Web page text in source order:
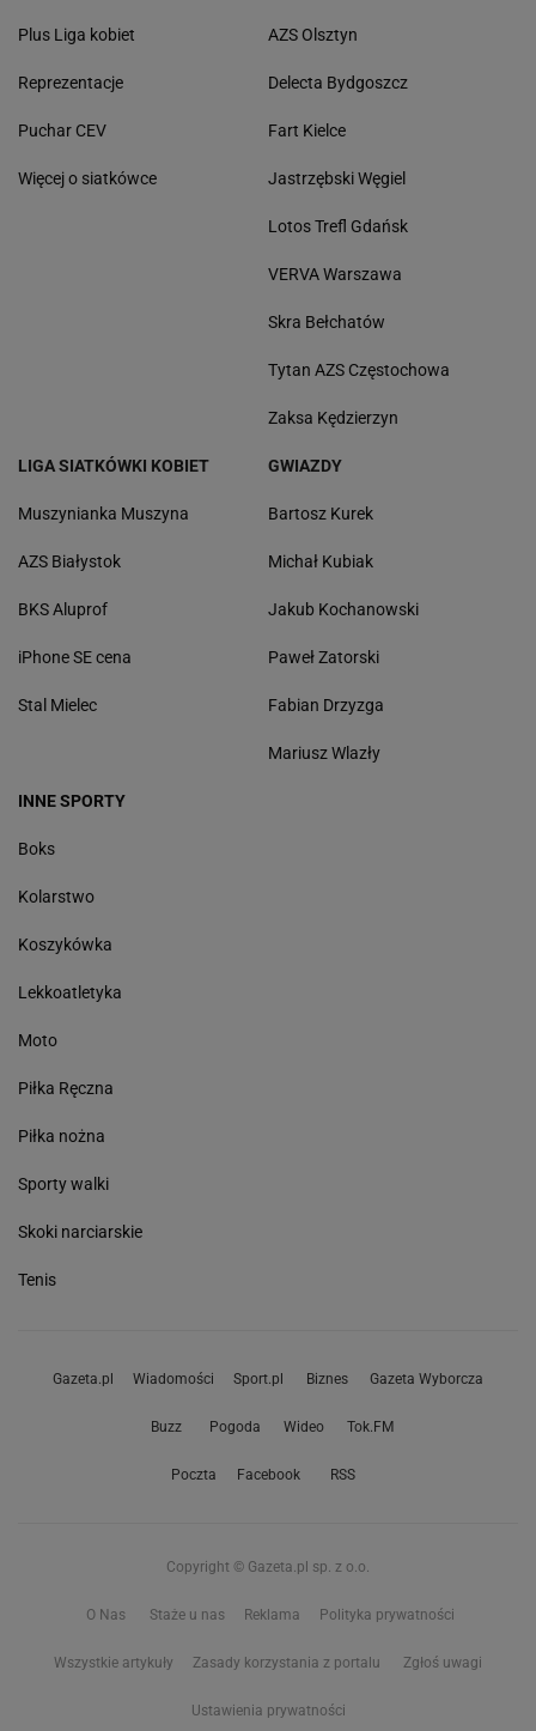
Plus Liga kobiet
Reprezentacje
Puchar CEV
Więcej o siatkówce
AZS Olsztyn
Delecta Bydgoszcz
Fart Kielce
Jastrzębski Węgiel
Lotos Trefl Gdańsk
VERVA Warszawa
Skra Bełchatów
Tytan AZS Częstochowa
Zaksa Kędzierzyn
LIGA SIATKÓWKI KOBIET
Muszynianka Muszyna
AZS Białystok
BKS Aluprof
iPhone SE cena
Stal Mielec
GWIAZDY
Bartosz Kurek
Michał Kubiak
Jakub Kochanowski
Paweł Zatorski
Fabian Drzyzga
Mariusz Wlazły
INNE SPORTY
Boks
Kolarstwo
Koszykówka
Lekkoatletyka
Moto
Piłka Ręczna
Piłka nożna
Sporty walki
Skoki narciarskie
Tenis
Gazeta.pl Wiadomości Sport.pl Biznes Gazeta Wyborcza
Buzz Pogoda Wideo Tok.FM
Poczta Facebook RSS
Copyright © Gazeta.pl sp. z o.o.
O Nas Staże u nas Reklama Polityka prywatności
Wszystkie artykuły Zasady korzystania z portalu Zgłoś uwagi
Ustawienia prywatności